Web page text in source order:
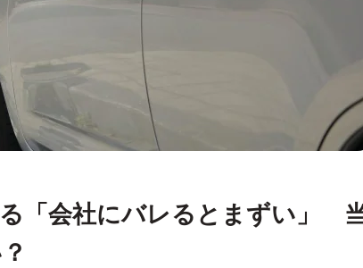
「会社にバレるとまずい」